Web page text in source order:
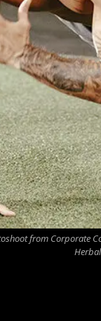
from Corporate